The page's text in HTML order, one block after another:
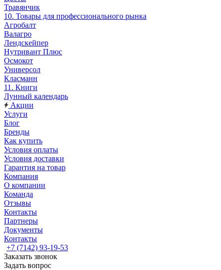
Травянчик
10. Товары для профессионального рынка
Агробалт
Валагро
Лендскейпер
Нутривант Плюс
Осмокот
Универсол
Класманн
11. Книги
Лунный календарь
Акции
Услуги
Блог
Бренды
Как купить
Условия оплаты
Условия доставки
Гарантия на товар
Компания
О компании
Команда
Отзывы
Контакты
Партнеры
Документы
Контакты
+7 (7142) 93-19-53
Заказать звонок
Задать вопрос